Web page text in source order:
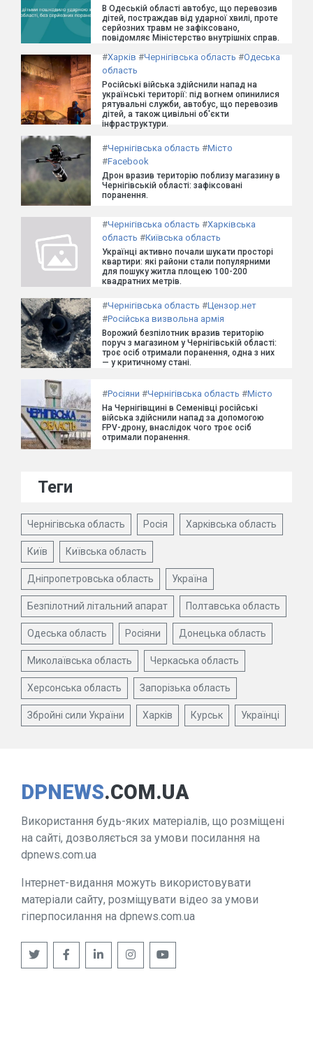
В Одеській області автобус, що перевозив
дітей, постраждав від ударної хвилі, проте
серйозних травм не зафіксовано,
повідомляє Міністерство внутрішніх справ.
#Харків #Чернігівська область #Одеська
область
Російські війська здійснили напад на
українські території: під вогнем опинилися
рятувальні служби, автобус, що перевозив
дітей, а також цивільні об'єкти
інфраструктури.
#Чернігівська область #Місто
#Facebook
Дрон вразив територію поблизу магазину в
Чернігівській області: зафіксовані
поранення.
#Чернігівська область #Харківська
область #Київська область
Українці активно почали шукати просторі
квартири: які райони стали популярними
для пошуку житла площею 100-200
квадратних метрів.
#Чернігівська область #Цензор.нет
#Російська визвольна армія
Ворожий безпілотник вразив територію
поруч з магазином у Чернігівській області:
троє осіб отримали поранення, одна з них
— у критичному стані.
#Росіяни #Чернігівська область #Місто
На Чернігівщині в Семенівці російські
війська здійснили напад за допомогою
FPV-дрону, внаслідок чого троє осіб
отримали поранення.
Теги
Чернігівська область Росія Харківська область
Київ Київська область
Дніпропетровська область Україна
Безпілотний літальний апарат Полтавська область
Одеська область Росіяни Донецька область
Миколаївська область Черкаська область
Херсонська область Запорізька область
Збройні сили України Харків Курськ Українці
DPNEWS.COM.UA
Використання будь-яких матеріалів, що розміщені
на сайті, дозволяється за умови посилання на
dpnews.com.ua
Інтернет-видання можуть використовувати
матеріали сайту, розміщувати відео за умови
гіперпосилання на dpnews.com.ua